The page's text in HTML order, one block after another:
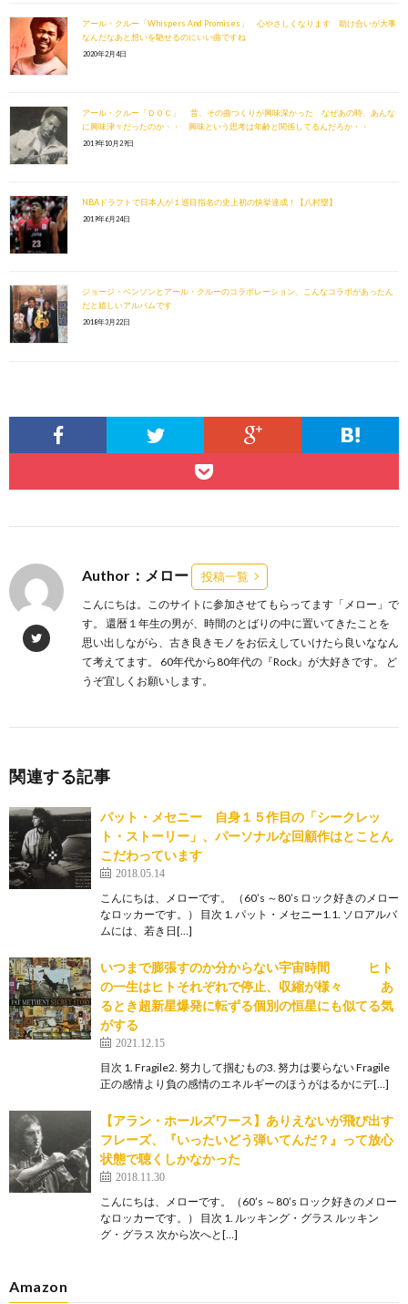
アール・クルー「Whispers And Promises」 心やさしくなります 助け合いが大事
なんだなあと想いを馳せるのにいい曲ですね
2020年2月4日
アール・クルー「ＤＯＣ」 昔、その曲つくりが興味深かった なぜあの時、あんな
に興味津々だったのか・・ 興味という思考は年齢と関係してるんだろか・・
2019年10月29日
NBAドラフトで日本人が１巡目指名の史上初の快挙達成！【八村塁】
2019年6月24日
ジョージ・ベンソンとアール・クルーのコラボレーション、こんなコラボがあったん
だと嬉しいアルバムです
2018年3月22日
Author：メロー 投稿一覧
こんにちは。このサイトに参加させてもらってます「メロー」で
す。 還暦１年生の男が、時間のとばりの中に置いてきたことを
思い出しながら、古き良きモノをお伝えしていけたら良いななん
て考えてます。 60年代から80年代の『Rock』が大好きです。 ど
うぞ宜しくお願いします。
関連する記事
パット・メセニー 自身１５作目の「シークレッ
ト・ストーリー」、パーソナルな回顧作はとことん
こだわっています
2018.05.14
こんにちは、メローです。 （60’s ～80’s ロック好きのメロー
なロッカーです。） 目次 1. パット・メセニー1.1. ソロアルバ
ムには、若き日[…]
いつまで膨張すのか分からない宇宙時間 ヒト
の一生はヒトそれぞれで停止、収縮が様々 あ
るとき超新星爆発に転ずる個別の恒星にも似てる気
がする
2021.12.15
目次 1. Fragile2. 努力して掴むもの3. 努力は要らない Fragile
正の感情より負の感情のエネルギーのほうがはるかにデ[…]
【アラン・ホールズワース】ありえないが飛び出す
フレーズ、『いったいどう弾いてんだ？』って放心
状態で聴くしかなかった
2018.11.30
こんにちは、メローです。（60’s ～80’s ロック好きのメロー
なロッカーです。） 目次 1. ルッキング・グラス ルッキン
グ・グラス 次から次へと[…]
Amazon